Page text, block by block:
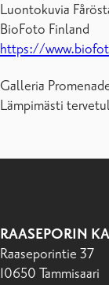
Luontokuvia
BioFoto Finland
https://
Galleria
Lämpimästi
RAASEPORIN
Raaseporintie 37
10650 Tammisaari